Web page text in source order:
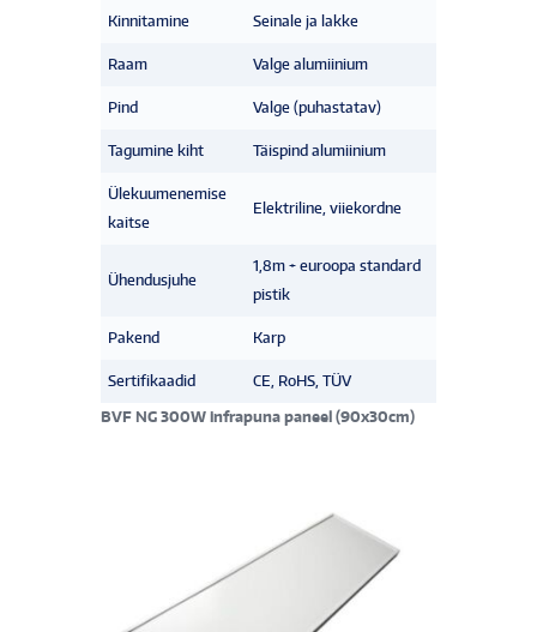
Kinnitamine Seinale ja lakke
Raam Valge alumiinium
Pind Valge (puhastatav)
Tagumine kiht Täispind alumiinium
Ülekuumenemise
kaitse
Elektriline, viiekordne
Ühendusjuhe
1,8m + euroopa standard
pistik
Pakend Karp
Sertifikaadid
CE, RoHS, TÜV
BVF NG 300W infrapuna paneel (90x30cm)